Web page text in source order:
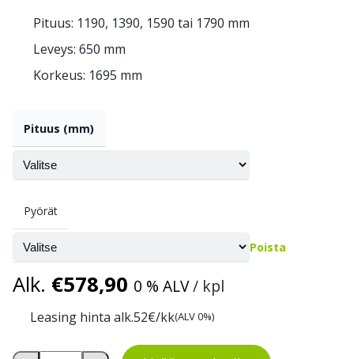
Pituus: 1190, 1390, 1590 tai 1790 mm
Leveys: 650 mm
Korkeus: 1695 mm
Pituus (mm)
Pyörät
Poista
Alk. €578,90 0 % ALV/ kpl
Leasing hinta alk.52€/kk(ALV 0%)